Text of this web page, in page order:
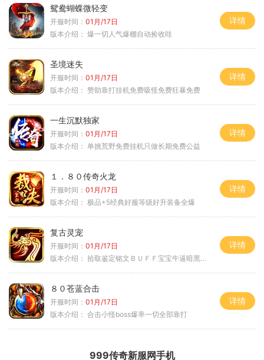
鸳鸯蝴蝶微轻变
开服时间： 01月/17日
版本介绍： 爆一切人气爆棚自动捡收哇
详情
圣境迷失
开服时间： 01月/17日
版本介绍： 赞助靠打挂机免费吸怪免费狂暴免费
详情
一生沉默独家
开服时间： 01月/17日
版本介绍： 单挑荒野免费挂机只做长期免费公益
详情
１．８０传奇火龙
开服时间： 01月/17日
版本介绍： 极品+5经典好服等级好升装备全爆
详情
复古灵宠
开服时间： 01月/17日
版本介绍： 拾取鉴定铭文ＢＵＦＦ宝宝牛逼暗黑属性
详情
８０苍蓝合击
开服时间： 01月/17日
版本介绍： 合击小怪boss爆率一切全部靠打
详情
999传奇新服网手机